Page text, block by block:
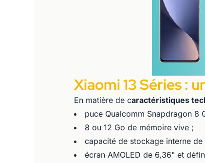
Xiaomi 13 Séries :
En matière de caractéristiques
puce Qualcomm Snapdragon 8
8 ou 12 Go de mémoire vive ;
capacité de stockage interne
écran AMOLED de 6,36" et